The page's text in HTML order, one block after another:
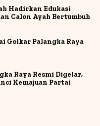
Hadirkan Edukasi
Calon Ayah Bertumbuh
Golkar Palangka Raya
Raya Resmi Digelar,
Kemajuan Partai